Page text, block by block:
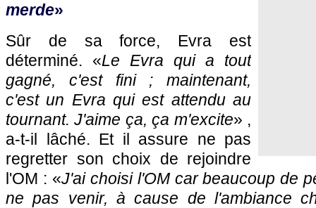
merde»
Sûr de sa force, Evra est
déterminé. «Le Evra qui a tout
gagné, c'est fini ; maintenant,
c'est un Evra qui est attendu au
tournant. J'aime ça, ça m'excite» ,
a-t-il lâché. Et il assure ne pas
regretter son choix de rejoindre
l'OM : «J'ai choisi l'OM car beaucoup de
ne pas venir, à cause de l'ambiance